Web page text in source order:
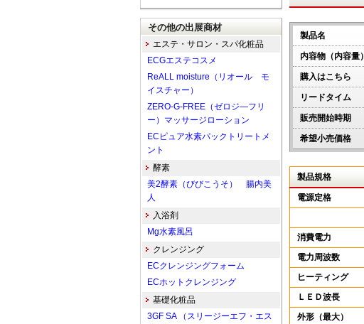
製品名
内容物（内容量）
購入はこちら
リードタイム
販売開始時期
希望小売価格
製品規格
電源定格
消費電力
電力周波数
ヒーティング
ＬＥＤ波長
外形（最大）
その他の出展商材
エステ・サロン・スパ化粧品
ECGエステコスメ
ReALL moisture（リオール モ
イスチャー）
ZERO-G-FREE（ゼロジ―フリ
ー）マッサージローション
ECピュア水素パックトリートメ
ント
酵素
美2酵素（びびこうそ） 腸内美
人
入浴剤
Mg水素風呂
クレンジング
ECクレンジングフォーム
ECホットクレンジング
基礎化粧品
3GF SA （スリージーエフ・エス